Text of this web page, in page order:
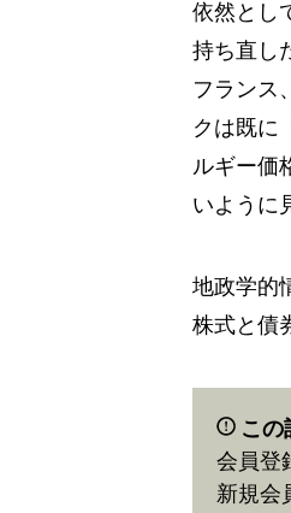
依然とし
持ち直し
フランス
クは既に
ルギー価
いように
地政学的
株式と債
この
会員登
新規会